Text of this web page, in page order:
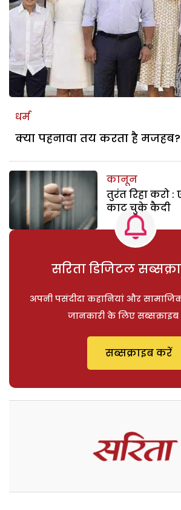
धर्म
क्या पहनावा तय करता है मजहब?
कानून
तुरंत रिहा करो
काट चुके कैदी
सरिता डिजिटल
अपनी पसंदीदा कहानियां और
जानकारी के लिए
सब्सक्राइब करें